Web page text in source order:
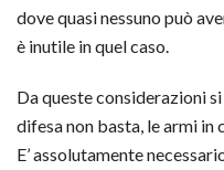
dove quasi nessuno può
è inutile in quel caso.
Da queste considerazioni
difesa non basta, le armi in
E’ assolutamente